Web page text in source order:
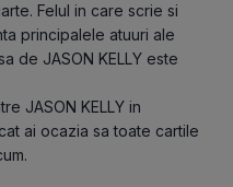
Felul in care scrie si
principalele atuuri ale
de JASON KELLY este
JASON KELLY in
ai ocazia sa toate cartile